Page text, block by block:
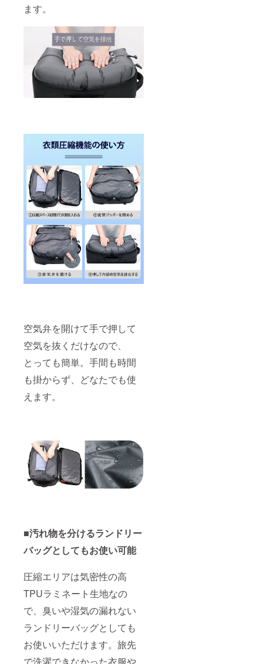
ます。
空気弁を開けて手で押して
空気を抜くだけなので、
とっても簡単。手間も時間
も掛からず、どなたでも使
えます。
■汚れ物を分けるランドリー
バッグとしてもお使い可能
圧縮エリアは気密性の高
TPUラミネート生地なの
で、臭いや湿気の漏れない
ランドリーバッグとしても
お使いいただけます。旅先